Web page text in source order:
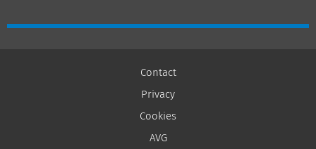
Contact
Privacy
Cookies
AVG